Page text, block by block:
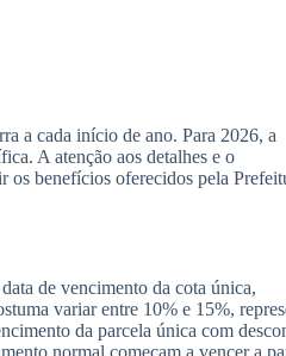
a cada início de ano. Para 2026, a
A atenção aos detalhes e o
os benefícios oferecidos pela
de vencimento da cota única,
variar entre 10% e 15%,
da parcela única com